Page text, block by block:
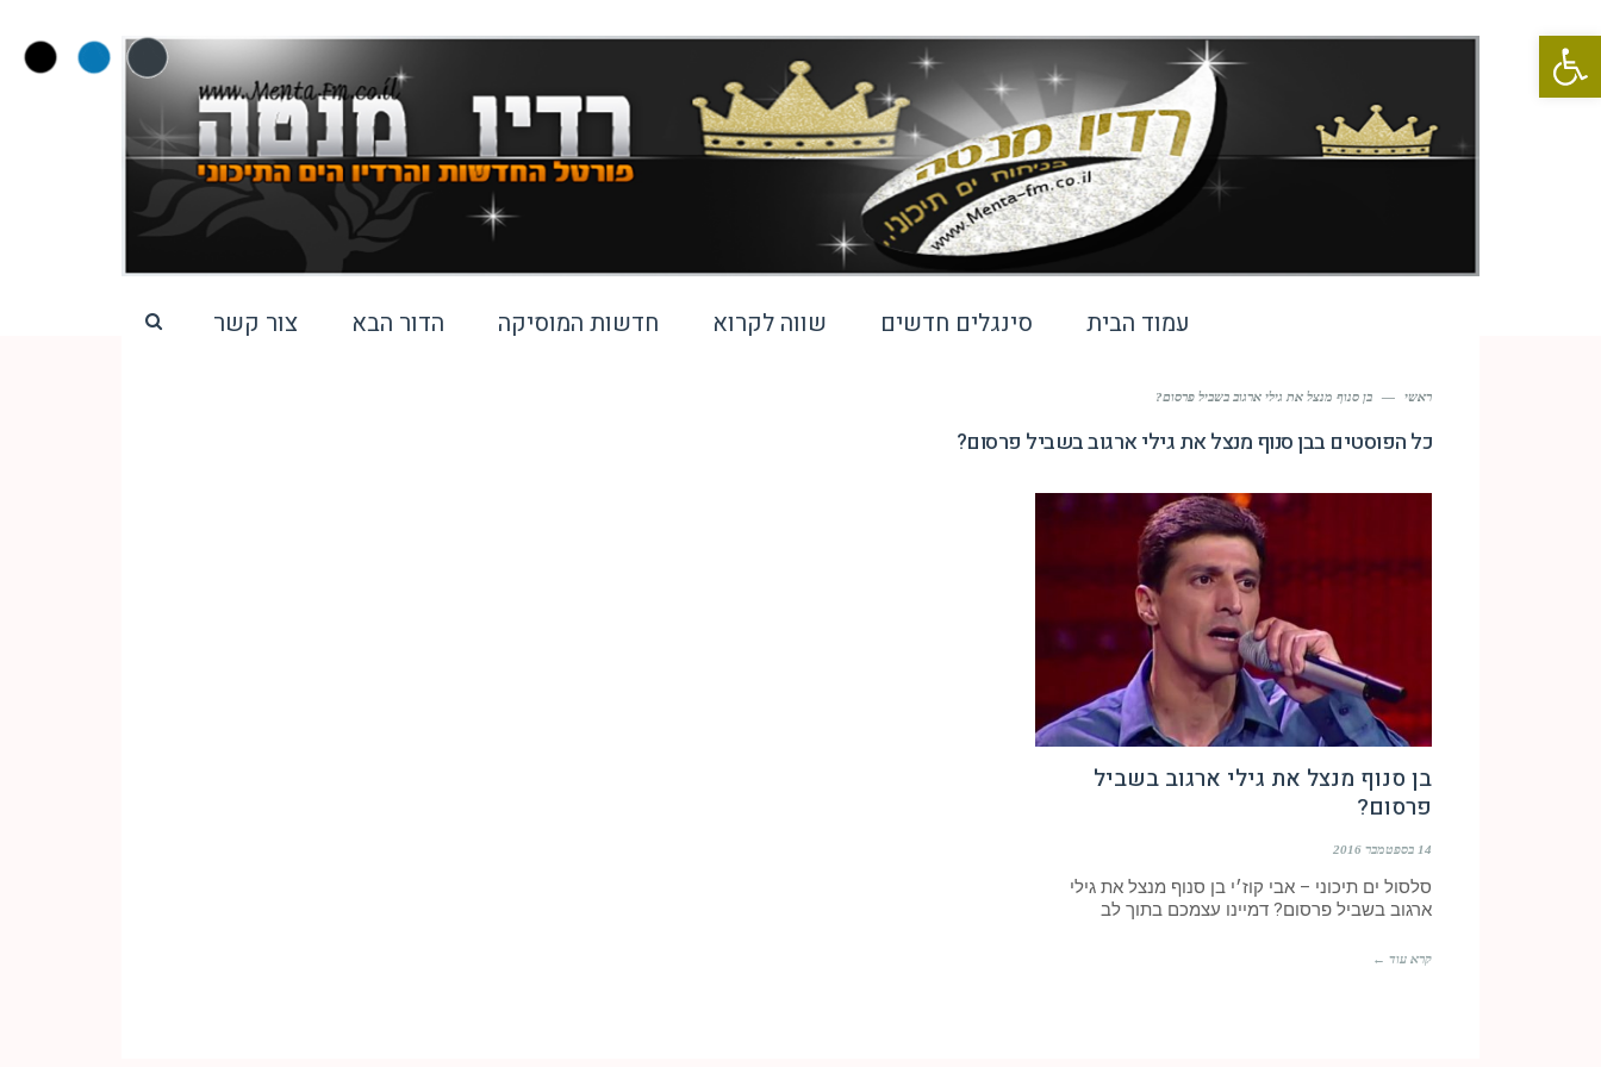
פתח סרגל נגישות
עמוד הבית סינגלים חדשים שווה לקרוא חדשות המוסיקה הדור הבא צור קשר
ראשי — בן סנוף מנצל את גילי ארגוב בשביל פרסום?
כל הפוסטים בבן סנוף מנצל את גילי ארגוב בשביל פרסום?
בן סנוף מנצל את גילי ארגוב בשביל
פרסום?
14 בספטמבר 2016
סלסול ים תיכוני – אבי קוז׳י בן סנוף מנצל את גילי
ארגוב בשביל פרסום? דמיינו עצמכם בתוך לב
קרא עוד ←